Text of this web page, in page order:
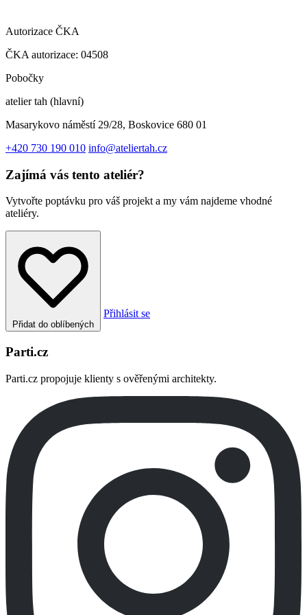
Autorizace ČKA
ČKA autorizace: 04508
Pobočky
atelier tah (hlavní)
Masarykovo náměstí 29/28, Boskovice 680 01
+420 730 190 010 info@ateliertah.cz
Zajímá vás tento ateliér?
Vytvořte poptávku pro váš projekt a my vám najdeme vhodné
ateliéry.
Přidat do oblíbených
Přihlásit se
Parti.cz
Parti.cz propojuje klienty s ověřenými architekty.